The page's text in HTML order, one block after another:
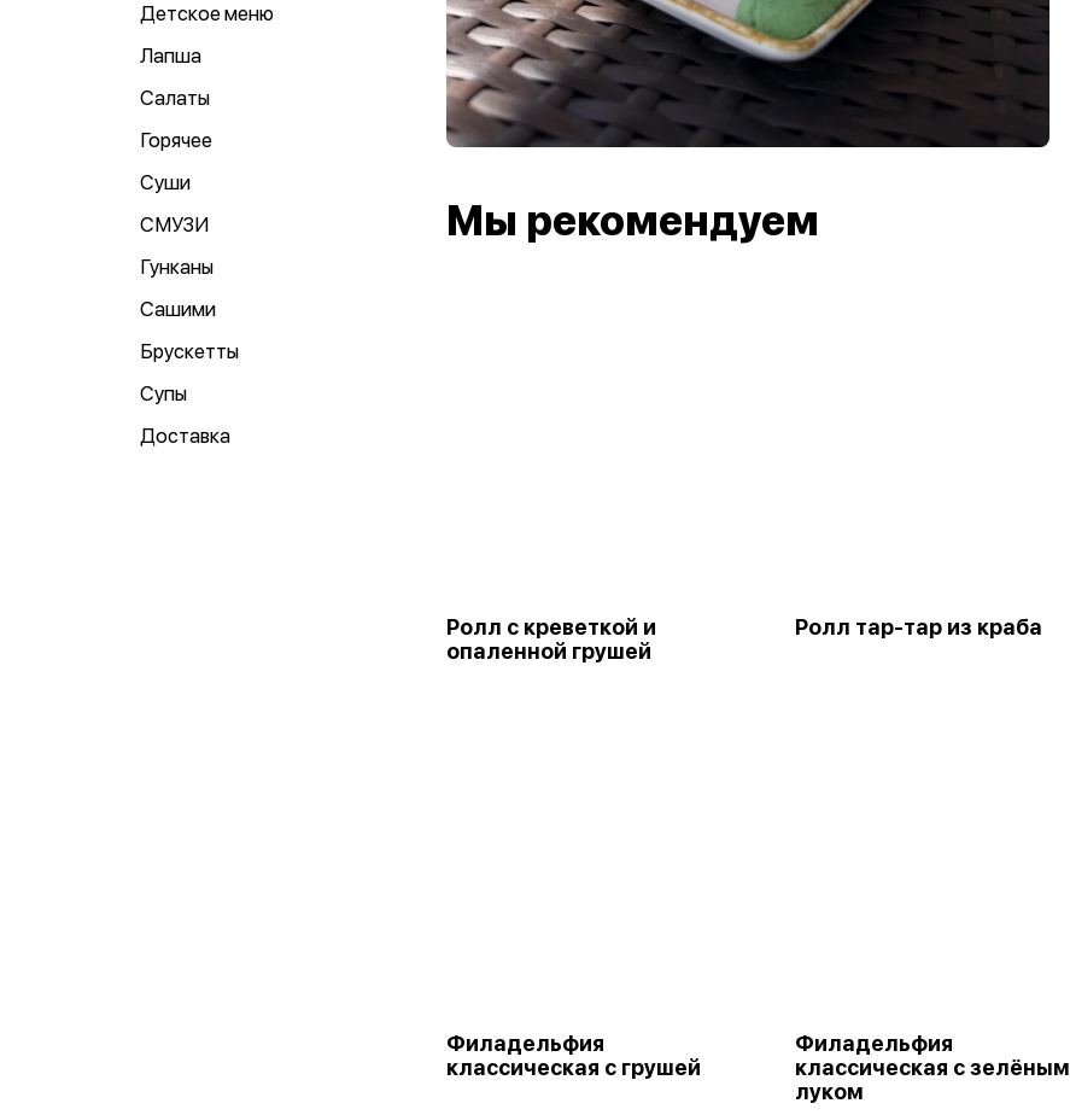
Детское меню
Лапша
Салаты
Горячее
Суши
СМУЗИ
Гунканы
Сашими
Брускетты
Супы
Доставка
Мы рекомендуем
Ролл с креветкой и
опаленной грушей
Ролл тар-тар из краба
Филадельфия
классическая с грушей
Филадельфия
классическая с зелёным
луком